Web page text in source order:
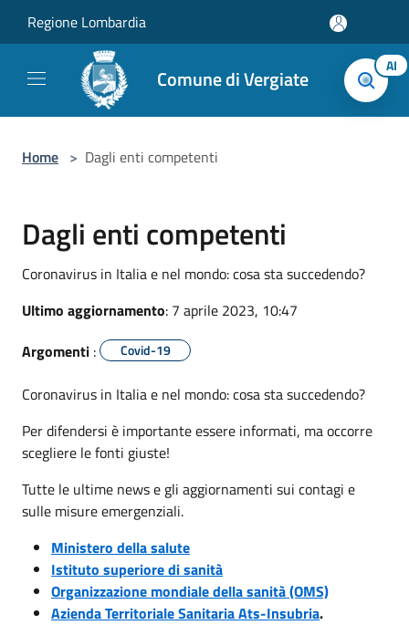
Regione Lombardia
Comune di Vergiate AI
Home > Dagli enti competenti
Dagli enti competenti
Coronavirus in Italia e nel mondo: cosa sta succedendo?
Ultimo aggiornamento: 7 aprile 2023, 10:47
Argomenti : Covid-19
Coronavirus in Italia e nel mondo: cosa sta succedendo?
Per difendersi è importante essere informati, ma occorre
scegliere le fonti giuste!
Tutte le ultime news e gli aggiornamenti sui contagi e
sulle misure emergenziali.
Ministero della salute
Istituto superiore di sanità
Organizzazione mondiale della sanità (OMS)
Azienda Territoriale Sanitaria Ats-Insubria.